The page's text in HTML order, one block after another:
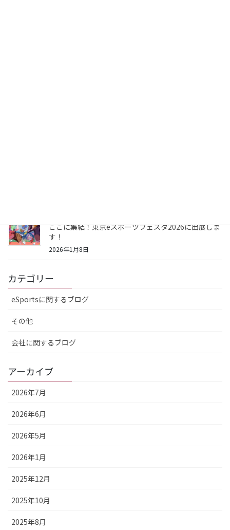
ここに集結！東京eスポーツフェスタ2026に出展しま
す！
2026年1月8日
カテゴリー
eSportsに関するブログ
その他
会社に関するブログ
アーカイブ
2026年7月
2026年6月
2026年5月
2026年1月
2025年12月
2025年10月
2025年8月